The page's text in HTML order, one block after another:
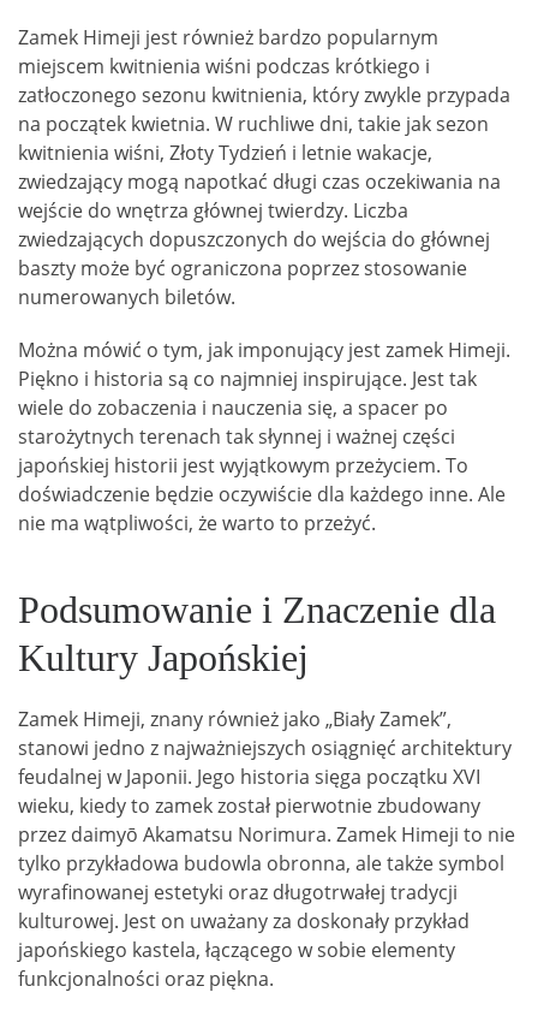
Zamek Himeji jest również bardzo popularnym
miejscem kwitnienia wiśni podczas krótkiego i
zatłoczonego sezonu kwitnienia, który zwykle przypada
na początek kwietnia. W ruchliwe dni, takie jak sezon
kwitnienia wiśni, Złoty Tydzień i letnie wakacje,
zwiedzający mogą napotkać długi czas oczekiwania na
wejście do wnętrza głównej twierdzy. Liczba
zwiedzających dopuszczonych do wejścia do głównej
baszty może być ograniczona poprzez stosowanie
numerowanych biletów.
Można mówić o tym, jak imponujący jest zamek Himeji.
Piękno i historia są co najmniej inspirujące. Jest tak
wiele do zobaczenia i nauczenia się, a spacer po
starożytnych terenach tak słynnej i ważnej części
japońskiej historii jest wyjątkowym przeżyciem. To
doświadczenie będzie oczywiście dla każdego inne. Ale
nie ma wątpliwości, że warto to przeżyć.
Podsumowanie i Znaczenie dla
Kultury Japońskiej
Zamek Himeji, znany również jako „Biały Zamek”,
stanowi jedno z najważniejszych osiągnięć architektury
feudalnej w Japonii. Jego historia sięga początku XVI
wieku, kiedy to zamek został pierwotnie zbudowany
przez daimyō Akamatsu Norimura. Zamek Himeji to nie
tylko przykładowa budowla obronna, ale także symbol
wyrafinowanej estetyki oraz długotrwałej tradycji
kulturowej. Jest on uważany za doskonały przykład
japońskiego kastela, łączącego w sobie elementy
funkcjonalności oraz piękna.